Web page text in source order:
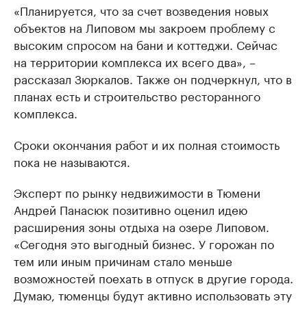
«Планируется, что за счет возведения новых
объектов на Липовом мы закроем проблему с
высоким спросом на бани и коттеджи. Сейчас
на территории комплекса их всего два», –
рассказал Зюркалов. Также он подчеркнул, что в
планах есть и строительство ресторанного
комплекса.
Сроки окончания работ и их полная стоимость
пока не называются.
Эксперт по рынку недвижимости в Тюмени
Андрей Панасюк позитивно оценил идею
расширения зоны отдыха на озере Липовом.
«Сегодня это выгодный бизнес. У горожан по
тем или иным причинам стало меньше
возможностей поехать в отпуск в другие города.
Думаю, тюменцы будут активно использовать эту